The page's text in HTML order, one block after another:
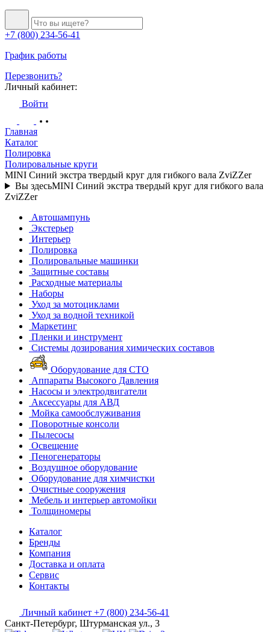
+7 (800) 234-56-41
График работы
Перезвонить?
Личный кабинет:
Войти
Главная
Каталог
Полировка
Полировальные круги
MINI Синий экстра твердый круг для гибкого вала ZviZZer
Вы здесьMINI Синий экстра твердый круг для гибкого вала
ZviZZer
Автошампунь
Экстерьер
Интерьер
Полировка
Полировальные машинки
Защитные составы
Расходные материалы
Наборы
Уход за мотоциклами
Уход за водной техникой
Маркетинг
Пленки и инструмент
Системы дозирования химических составов
Оборудование для СТО
Аппараты Высокого Давления
Насосы и электродвигатели
Аксессуары для АВД
Мойка самообслуживания
Поворотные консоли
Пылесосы
Освещение
Пеногенераторы
Воздушное оборудование
Оборудование для химчистки
Очистные сооружения
Мебель и интерьер автомойки
Толщиномеры
Каталог
Бренды
Компания
Доставка и оплата
Сервис
Контакты
Личный кабинет +7 (800) 234-56-41
Санкт-Петербург, Штурманская ул., 3